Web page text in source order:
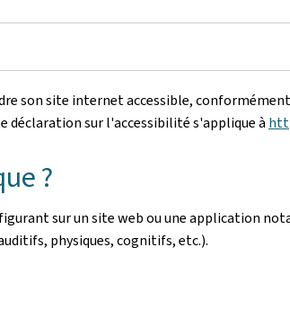
son site internet accessible,
déclaration sur l'accessibilité s'applique à
?
sur un site web ou une application
physiques, cognitifs, etc.).